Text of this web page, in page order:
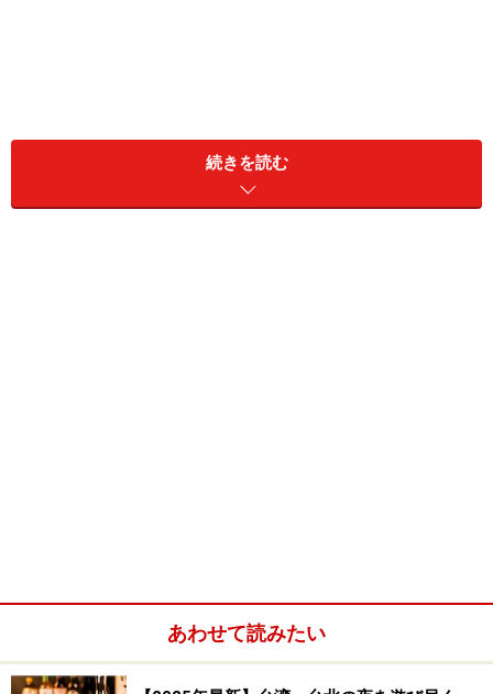
らバスに乗れるのが便利。
【尊龍客運】
SOGOバス停、中山病院バス停、市政府バス停、そして
終点の台中駅前干城バス停となります。台中駅でとりあ
えずは下車したければ、切符購入時や乗車時に係員や運
続きを読む
あわせて読みたい